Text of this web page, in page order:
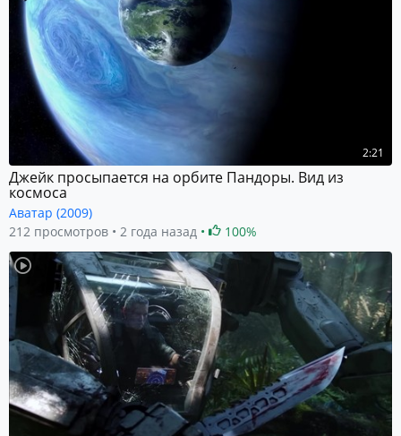
2:21
Джейк просыпается на орбите Пандоры. Вид из
космоса
Аватар (2009)
212 просмотров
2 года назад 100%